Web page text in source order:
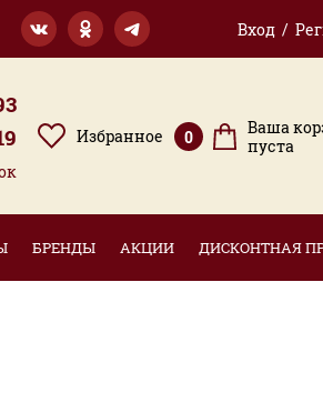
Вход /
Избранное 0
Ваша
пуста
БРЕНДЫ АКЦИИ ДИСКОНТНАЯ